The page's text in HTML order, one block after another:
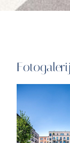
Fotogalerij